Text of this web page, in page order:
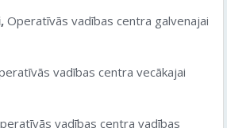
Operatīvās vadības centra galvenajai
vadības centra vecākajai
vadības centra vadības